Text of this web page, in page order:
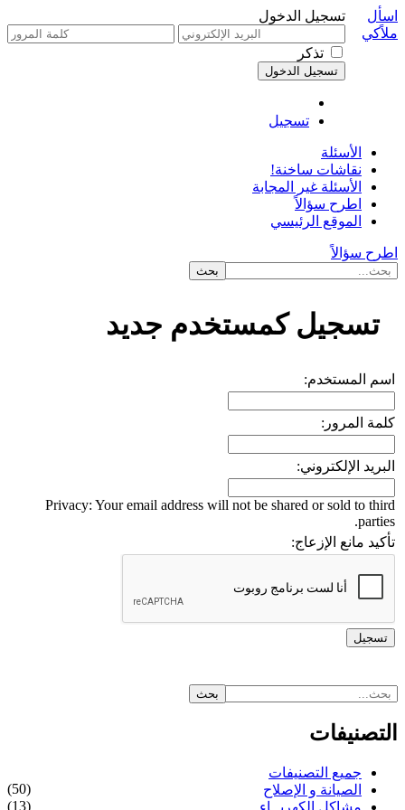
تسجيل الدخول
تذكر
تسجيل
اسأل
ملاًكي
الأسئلة
نقاشات ساخنة!
الأسئلة غير المجابة
اطرح سؤالاً
الموقع الرئيسي
اطرح سؤالاً
تسجيل كمستخدم جديد
اسم المستخدم:
كلمة المرور:
البريد الإلكتروني:
Privacy: Your email address will not be shared or sold to third
parties.
تأكيد مانع الإزعاج:
التصنيفات
جميع التصنيفات
الصيانة و الإصلاح
(50)
(13)